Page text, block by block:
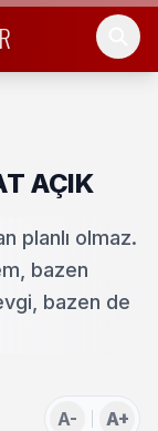
AÇIK
planlı olmaz.
bazen
bazen de
A- A+